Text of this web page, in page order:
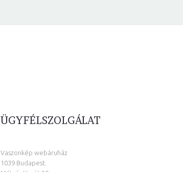
ÜGYFÉLSZOLGÁLAT
Vaszonkép webáruház
1039 Budapest.